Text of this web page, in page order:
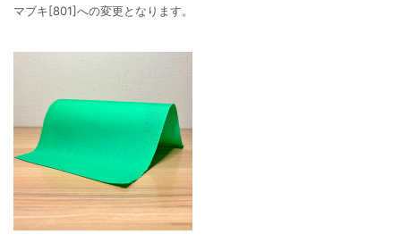
マブキ[801]への変更となります。